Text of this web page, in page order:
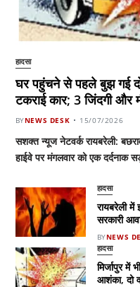
हादसा
घर पहुंचने से पहले बुझ गई दो
टकराई कार; 3 जिंदगी और
BYNEWS DESK 15/07/2026
सशक्त न्यूज नेटवर्क रायबरेली:
हाईवे पर मंगलवार को एक दर्दनाक
हादसा
रायबरेली
सरकारी
BYNEWS
हादसा
मिर्जापुर में
आशंका, दो